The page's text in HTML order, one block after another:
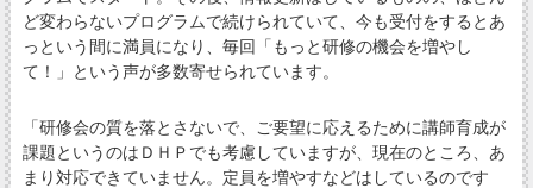
ど変わらないプログラムで続けられていて、今も受付をするとあ
っという間に満員になり、毎回「もっと研修の機会を増やし
て！」という声が多数寄せられています。
「研修会の質を落とさないで、ご要望に応えるために講師育成が
課題というのはＤＨＰでも考慮していますが、現在のところ、あ
まり対応できていません。定員を増やすなどはしているのです